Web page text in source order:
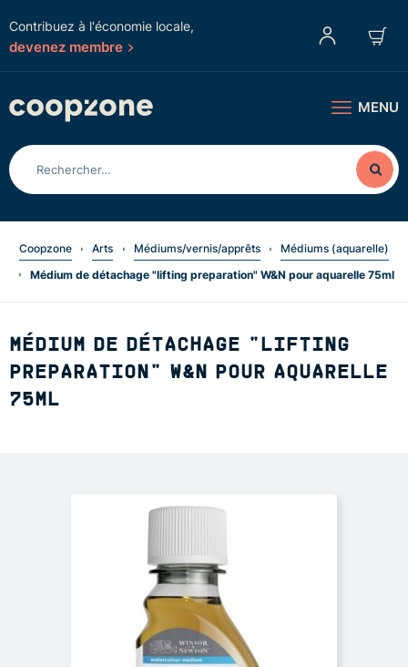
Contribuez à l'économie locale,
devenez membre
MENU
Coopzone Arts Médiums/vernis/apprêts
Médiums (aquarelle)
Médium de détachage "lifting preparation" W&N pour aquarelle 75ml
MÉDIUM DE DÉTACHAGE "LIFTING
PREPARATION" W&N POUR AQUARELLE
75ML